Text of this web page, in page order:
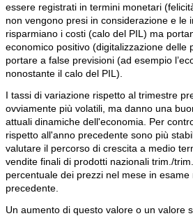
essere registrati in termini monetari
non vengono presi in considerazione e le
risparmiano i costi (calo del PIL) ma
economico positivo (digitalizzazione delle
portare a false previsioni (ad esempio
nonostante il calo del PIL).
I tassi di variazione rispetto al trimestre
ovviamente più volatili, ma danno una
attuali dinamiche dell'economia. Per
rispetto all'anno precedente sono più
valutare il percorso di crescita a medio
vendite finali di prodotti nazionali trim./
percentuale dei prezzi nel mese in
precedente.
Un aumento di questo valore o un valore